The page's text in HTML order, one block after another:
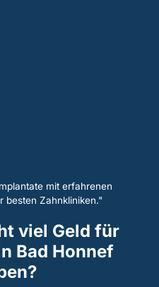
mit erfahrenen
besten Zahnkliniken."
viel Geld für
Bad Honnef